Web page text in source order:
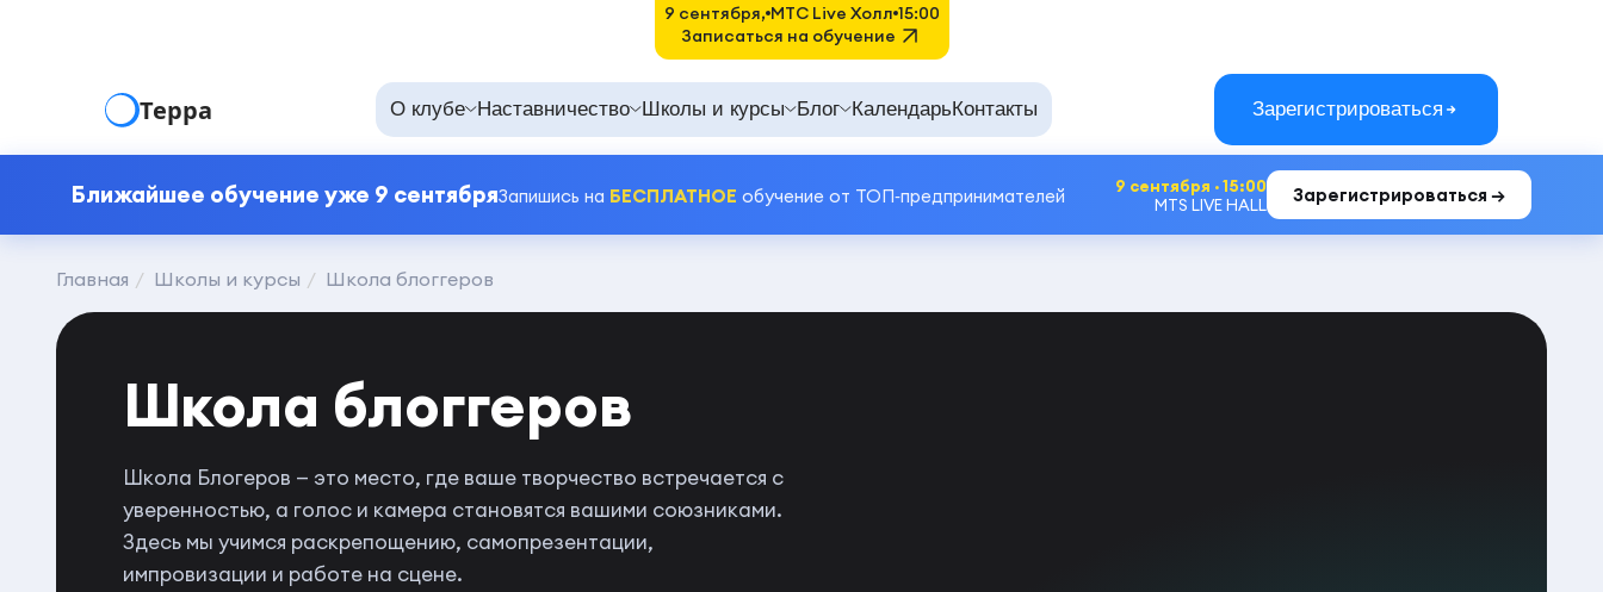
Терра О клубе Наставничество Школы и курсы Блог КалендарьКонтакты Зарегистрироваться
Ближайшее обучение уже 9 сентябряЗапишись на БЕСПЛАТНОЕ обучение от ТОП‑предпринимателей
9 сентября · 15:00
MTS LIVE HALL
Зарегистрироваться →
Главная Школы и курсы Школа блоггеров
Школа блоггеров
Школа Блогеров — это место, где ваше творчество встречается с
уверенностью, а голос и камера становятся вашими союзниками.
Здесь мы учимся раскрепощению, самопрезентации,
импровизации и работе на сцене.
9 сентября, MTC Live Холл 15:00
Записаться на обучение